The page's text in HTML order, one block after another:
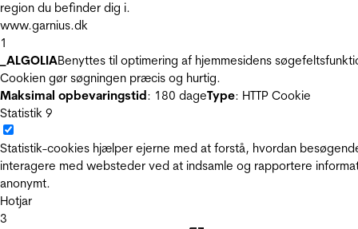
region du befinder dig i.
www.garnius.dk
1
_ALGOLIABenyttes til optimering af hjemmesidens
Cookien gør søgningen præcis og hurtig.
Maksimal opbevaringstid: 180 dageType: HTTP Cookie
Statistik 9
Statistik-cookies hjælper ejerne med at forstå, hvordan
interagere med websteder ved at indsamle og rapportere
anonymt.
Hotjar
3